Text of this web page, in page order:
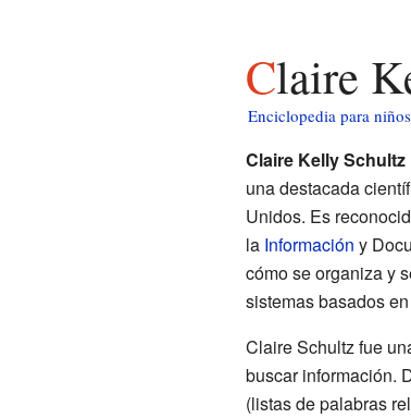
Claire
Enciclopedia para niños
Claire Kelly Schultz
una destacada
Unidos. Es
la Información y
cómo se organiza y
sistemas basados
Claire Schultz fue
buscar información.
(listas de palabras